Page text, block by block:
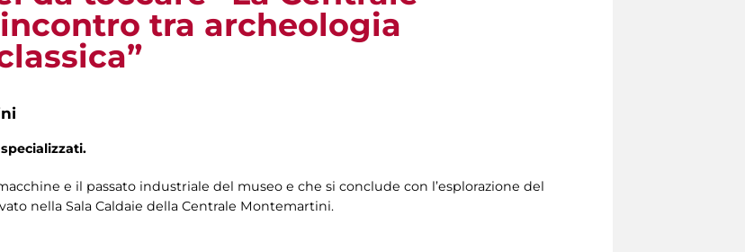
tra archeologia
e il passato industriale del museo e che si conclude con l’esplorazione del
nella Sala Caldaie della Centrale Montemartini.